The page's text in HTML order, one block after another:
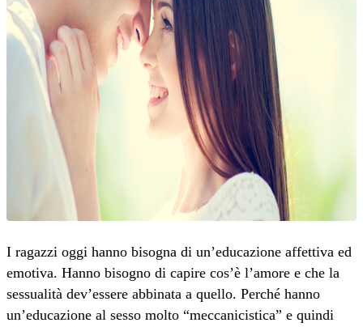
I ragazzi oggi hanno bisogna di un’educazione affettiva ed
emotiva. Hanno bisogno di capire cos’è l’amore e che la
sessualità dev’essere abbinata a quello. Perché hanno
un’educazione al sesso molto “meccanicistica” e quindi